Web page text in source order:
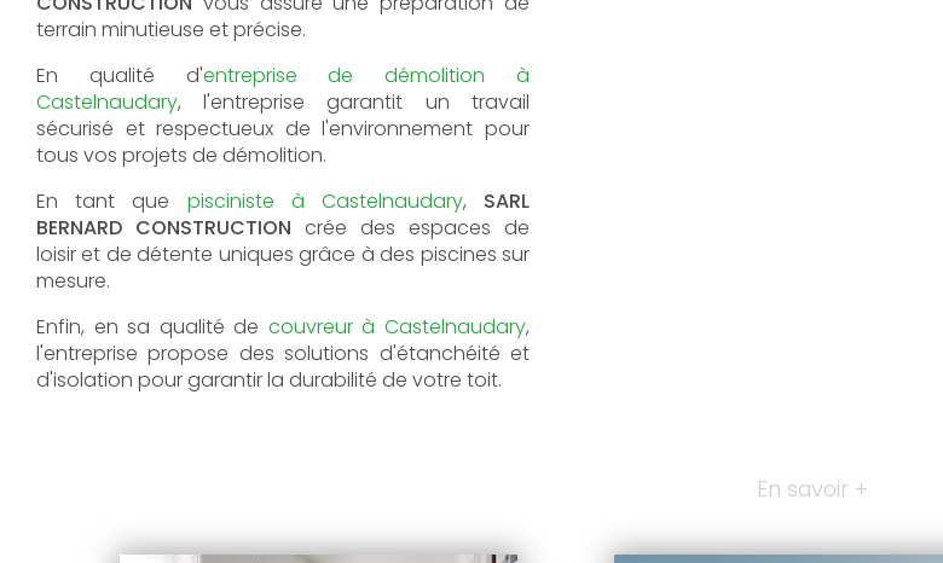
terrain minutieuse et précise.
En qualité d'entreprise de démolition à
Castelnaudary, l'entreprise garantit un travail
sécurisé et respectueux de l'environnement pour
tous vos projets de démolition.
En tant que pisciniste à Castelnaudary, SARL
BERNARD CONSTRUCTION crée des espaces de
loisir et de détente uniques grâce à des piscines sur
mesure.
Enfin, en sa qualité de couvreur à Castelnaudary,
l'entreprise propose des solutions d'étanchéité et
d'isolation pour garantir la durabilité de votre toit.
En savoir +